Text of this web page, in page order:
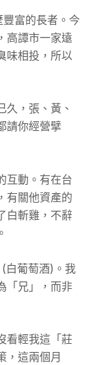
富的長者。今
高譚市一家遠
味相投，所以
久，張、黃、
請你經營擘
互動。有在台
有關他資產的
白斬雞，不辭
白葡萄酒)。我
「兄」，而非
看輕我這「莊
，這兩個月